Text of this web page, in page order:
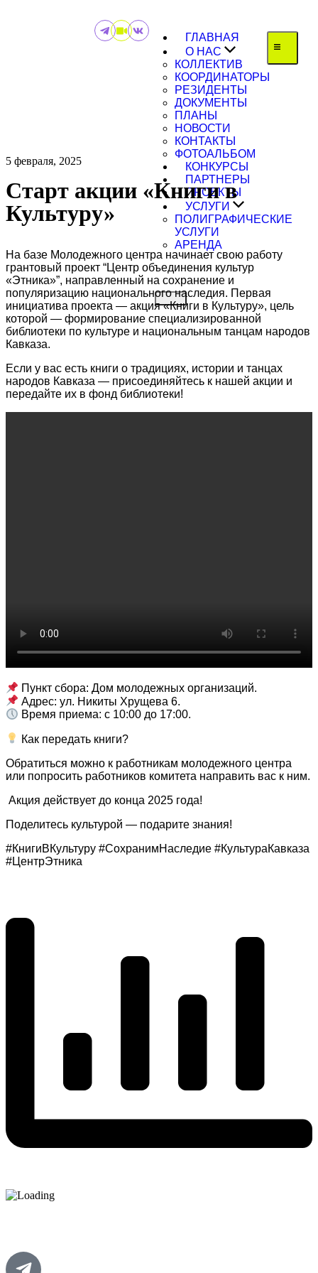
ГЛАВНАЯ
О НАС
КОЛЛЕКТИВ
КООРДИНАТОРЫ
РЕЗИДЕНТЫ
ДОКУМЕНТЫ
ПЛАНЫ
НОВОСТИ
КОНТАКТЫ
ФОТОАЛЬБОМ
КОНКУРСЫ
ПАРТНЕРЫ
ПРОЕКТЫ
УСЛУГИ
ПОЛИГРАФИЧЕСКИЕ
УСЛУГИ
АРЕНДА
5 февраля, 2025
Старт акции «Книги в
Культуру»
На базе Молодежного центра начинает свою работу
грантовый проект “Центр объединения культур
«Этника»”, направленный на сохранение и
популяризацию национального наследия. Первая
инициатива проекта — акция «Книги в Культуру», цель
которой — формирование специализированной
библиотеки по культуре и национальным танцам народов
Кавказа.
Если у вас есть книги о традициях, истории и танцах
народов Кавказа — присоединяйтесь к нашей акции и
передайте их в фонд библиотеки!
Пункт сбора: Дом молодежных организаций.
Адрес: ул. Никиты Хрущева 6.
Время приема: с 10:00 до 17:00.
Как передать книги?
Обратиться можно к работникам молодежного центра
или попросить работников комитета направить вас к ним.
Акция действует до конца 2025 года!
Поделитесь культурой — подарите знания!
#КнигиВКультуру #СохранимНаследие #КультураКавказа
#ЦентрЭтника